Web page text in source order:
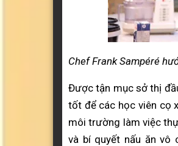
Chef Frank Sampéré
Được tận mục sở thị
tốt để các học viên cọ
môi trường làm việc
và bí quyết nấu ăn vô